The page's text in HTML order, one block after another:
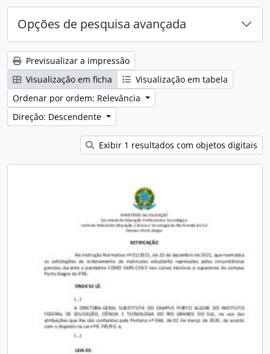
Opções de pesquisa avançada
Previsualizar a impressão
Visualização em ficha
Visualização em tabela
Ordenar por ordem: Relevância
Direção: Descendente
Exibir 1 resultados com objetos digitais